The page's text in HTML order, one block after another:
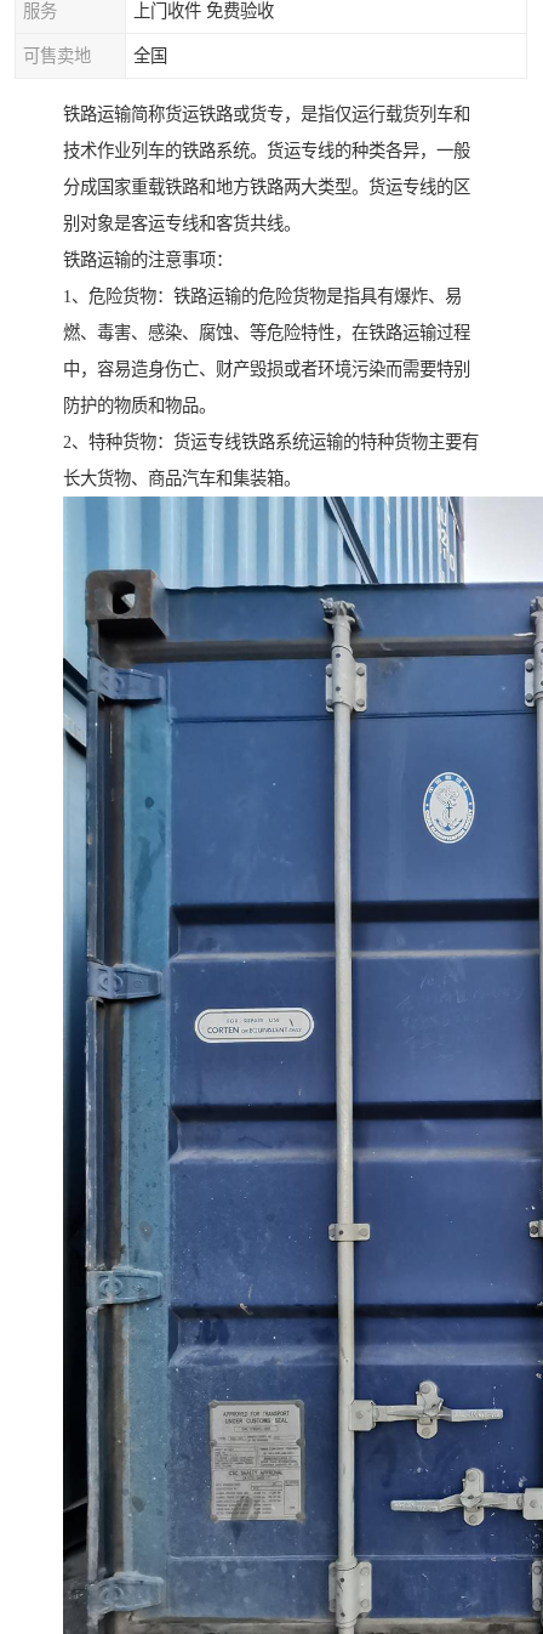
服务 上门收件 免费验收
可售卖地 全国
铁路运输简称货运铁路或货专，是指仅运行载货列车和
技术作业列车的铁路系统。货运专线的种类各异，一般
分成国家重载铁路和地方铁路两大类型。货运专线的区
别对象是客运专线和客货共线。
铁路运输的注意事项：
1、危险货物：铁路运输的危险货物是指具有爆炸、易
燃、毒害、感染、腐蚀、等危险特性，在铁路运输过程
中，容易造身伤亡、财产毁损或者环境污染而需要特别
防护的物质和物品。
2、特种货物：货运专线铁路系统运输的特种货物主要有
长大货物、商品汽车和集装箱。